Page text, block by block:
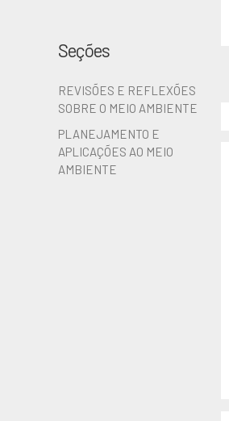
Seções
REVISÕES E REFLEXÕES
SOBRE O MEIO AMBIENTE
PLANEJAMENTO E
APLICAÇÕES AO MEIO
AMBIENTE